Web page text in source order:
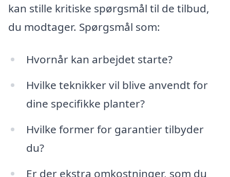
kan stille kritiske spørgsmål til de tilbud,
du modtager. Spørgsmål som:
Hvornår kan arbejdet starte?
Hvilke teknikker vil blive anvendt for
dine specifikke planter?
Hvilke former for garantier tilbyder
du?
Er der ekstra omkostninger, som du